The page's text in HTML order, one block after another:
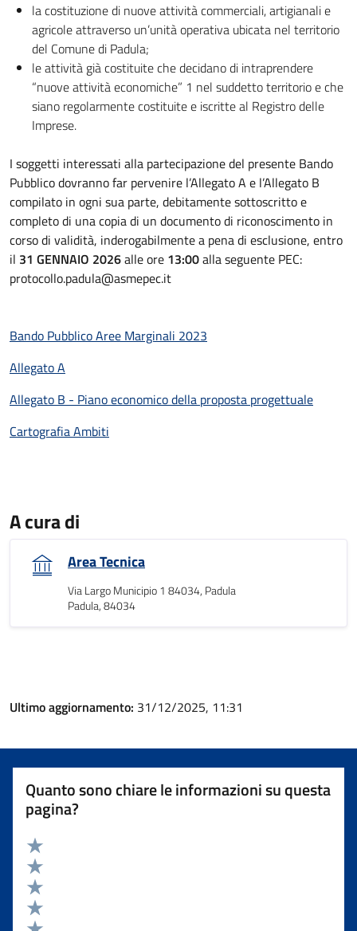
la costituzione di nuove attività commerciali, artigianali e
agricole attraverso un’unità operativa ubicata nel territorio
del Comune di Padula;
le attività già costituite che decidano di intraprendere
“nuove attività economiche” 1 nel suddetto territorio e che
siano regolarmente costituite e iscritte al Registro delle
Imprese.
I soggetti interessati alla partecipazione del presente Bando
Pubblico dovranno far pervenire l’Allegato A e l’Allegato B
compilato in ogni sua parte, debitamente sottoscritto e
completo di una copia di un documento di riconoscimento in
corso di validità, inderogabilmente a pena di esclusione, entro
il 31 GENNAIO 2026alle ore 13:00alla seguente PEC:
protocollo.padula@asmepec.it
Bando Pubblico Aree Marginali 2023
Allegato A
Allegato B - Piano economico della proposta progettuale
Cartografia Ambiti
A cura di
Area Tecnica
Via Largo Municipio 1 84034, Padula
Padula, 84034
Ultimo aggiornamento: 31/12/2025, 11:31
Quanto sono chiare le informazioni su questa
pagina?
Valuta 5 stelle su 5
Valuta 4 stelle su 5
Valuta 3 stelle su 5
Valuta 2 stelle su 5